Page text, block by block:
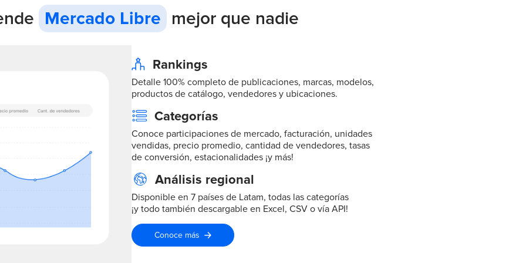
Mercado Libre mejor que nadie
Rankings
Detalle 100% completo de publicaciones, marcas, modelos,
productos de catálogo, vendedores y ubicaciones.
Categorías
Conoce participaciones de mercado, facturación, unidades
vendidas, precio promedio, cantidad de vendedores, tasas
de conversión, estacionalidades ¡y más!
Análisis regional
Disponible en 7 países de Latam, todas las categorías
¡y todo también descargable en Excel, CSV o vía API!
Conoce más